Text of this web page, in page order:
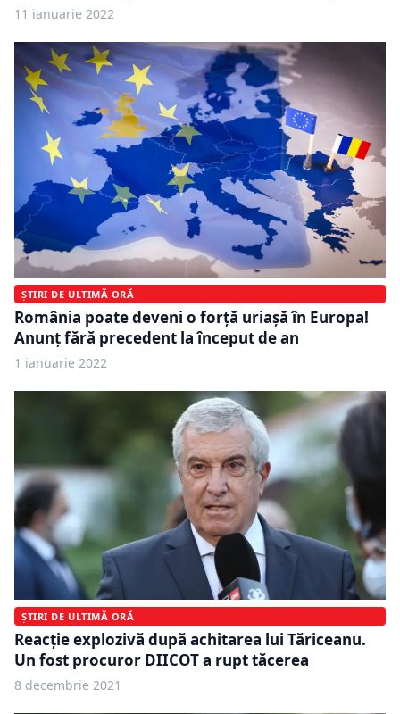
11 ianuarie 2022
ȘTIRI DE ULTIMĂ ORĂ
România poate deveni o forță uriașă în Europa!
Anunț fără precedent la început de an
1 ianuarie 2022
ȘTIRI DE ULTIMĂ ORĂ
Reacție explozivă după achitarea lui Tăriceanu.
Un fost procuror DIICOT a rupt tăcerea
8 decembrie 2021